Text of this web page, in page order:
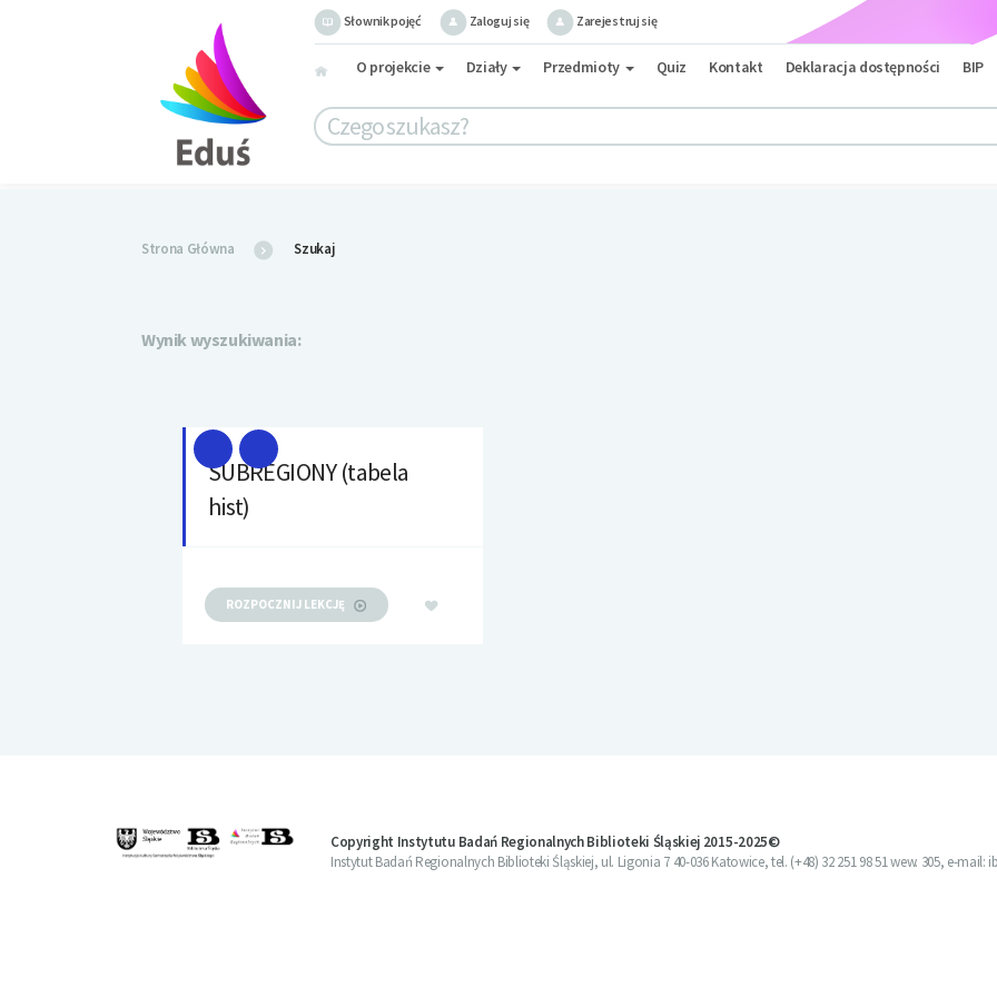
Słownik pojęć Zaloguj się Zarejestruj się
O projekcie Działy Przedmioty Quiz Kontakt Deklaracja dostępności BIP
Strona Główna Szukaj
Wynik wyszukiwania:
SUBREGIONY (tabela
hist)
ROZPOCZNIJ LEKCJĘ
Copyright Instytutu Badań Regionalnych Biblioteki Śląskiej 2015-2025©
Instytut Badań Regionalnych Biblioteki Śląskiej, ul. Ligonia 7 40-036 Katowice, tel. (+48) 32 251 98 51 wew. 305, e-mail: